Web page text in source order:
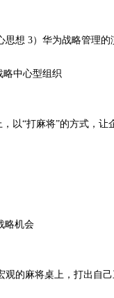
思想 3）华为战略管理的
略中心型组织
以“打麻将”的方式，
略机会
的麻将桌上，打出自己